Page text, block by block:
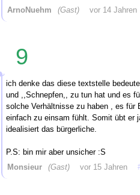
ArnoNuehm
(Gast) vor 14 Jahren
9
ich denke das diese textstelle
und ,,Schnepfen,, zu tun hat und es
solche Verhältnisse zu haben , es
einfach zu einsam fühlt. Somit übt er
idealisiert das bürgerliche.
P.S: bin mir aber unsicher :S
Monsieur
(Gast) vor 15 Jahren